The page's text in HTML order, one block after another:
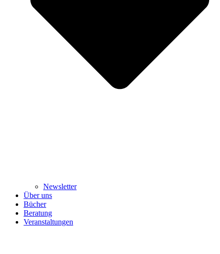
Newsletter
Über uns
Bücher
Beratung
Veranstaltungen